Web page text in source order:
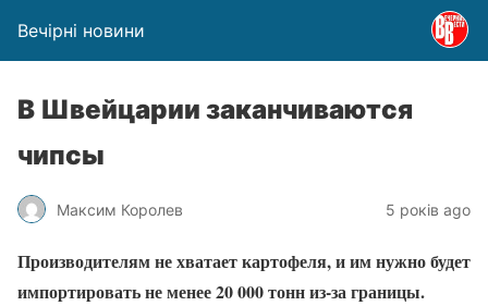
Вечірні новини
В Швейцарии заканчиваются
чипсы
Максим Королев 5 років ago
Производителям не хватает картофеля, и им нужно будет
импортировать не менее 20 000 тонн из-за границы.